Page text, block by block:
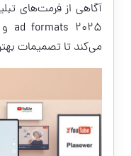
آگاهی از فرمت‌های
می‌کند تا تصمیمات